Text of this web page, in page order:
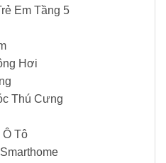
Em Tầng 5
Hơi
Thú Cưng
Ô Tô